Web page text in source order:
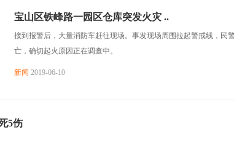
宝山区铁峰路一园区仓库突发火灾 ..
接到报警后，大量消防车赶往现场。事发现场周围拉起警戒线，民
亡，确切起火原因正在调查中。
新闻 2019-06-10
5伤